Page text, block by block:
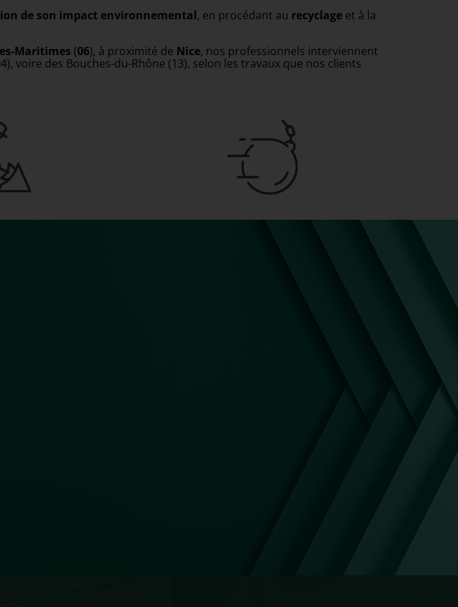
de son impact environnemental, en procédant au recyclage et à la
Maritimes (06), à proximité de Nice, nos professionnels interviennent
voire des Bouches-du-Rhône (13), selon les travaux que nos clients